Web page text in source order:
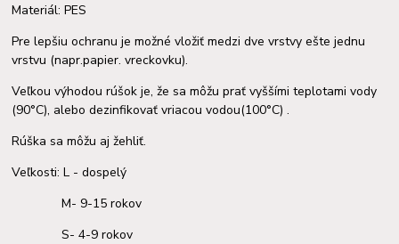
Materiál: PES
Pre lepšiu ochranu je možné vložiť medzi dve vrstvy ešte jednu
vrstvu (napr.papier. vreckovku).
Veľkou výhodou rúšok je, že sa môžu prať vyššími teplotami vody
(90°C), alebo dezinfikovať vriacou vodou(100°C) .
Rúška sa môžu aj žehliť.
Veľkosti: L - dospelý
M- 9-15 rokov
S- 4-9 rokov